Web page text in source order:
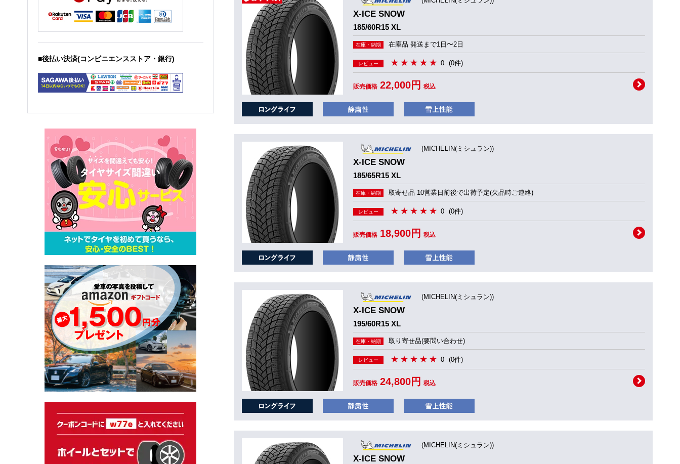
■後払い決済(コンビニエンスストア・銀行)
X-ICE SNOW
185/60R15 XL
在庫・納期 在庫品 発送まで1日〜2日
レビュー 0 (0件)
販売価格 22,000円 税込
(MICHELIN(ミシュラン))
X-ICE SNOW
185/65R15 XL
在庫・納期 取寄せ品 10営業日前後で出荷予定(欠品時ご連絡)
レビュー 0 (0件)
販売価格 18,900円 税込
(MICHELIN(ミシュラン))
X-ICE SNOW
195/60R15 XL
在庫・納期 取り寄せ品(要問い合わせ)
レビュー 0 (0件)
販売価格 24,800円 税込
(MICHELIN(ミシュラン))
X-ICE SNOW